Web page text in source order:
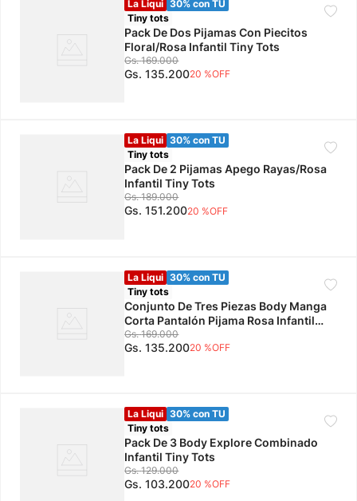
La Liqui 30% con TU
Tiny tots
Pack De Dos Pijamas Con Piecitos
Floral/Rosa Infantil Tiny Tots
Gs. 169.000
Gs. 135.20020 %OFF
La Liqui 30% con TU
Tiny tots
Pack De 2 Pijamas Apego Rayas/Rosa
Infantil Tiny Tots
Gs. 189.000
Gs. 151.20020 %OFF
La Liqui 30% con TU
Tiny tots
Conjunto De Tres Piezas Body Manga
Corta Pantalón Pijama Rosa Infantil
Tiny Tots
Gs. 169.000
Gs. 135.20020 %OFF
La Liqui 30% con TU
Tiny tots
Pack De 3 Body Explore Combinado
Infantil Tiny Tots
Gs. 129.000
Gs. 103.20020 %OFF